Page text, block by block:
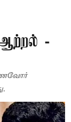
ஆற்றல் -